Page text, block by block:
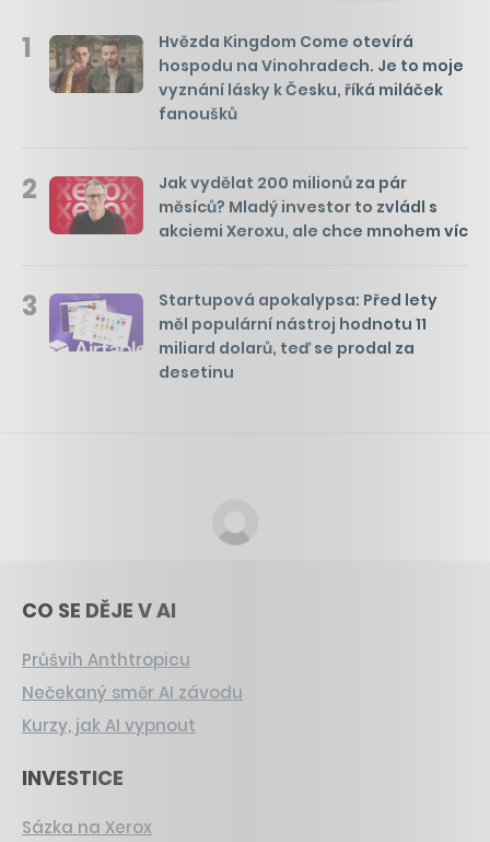
1
Hvězda Kingdom Come otevírá
hospodu na Vinohradech. Je to moje
vyznání lásky k Česku, říká miláček
fanoušků
2
Jak vydělat 200 milionů za pár
měsíců? Mladý investor to zvládl s
akciemi Xeroxu, ale chce mnohem víc
3
Startupová apokalypsa: Před lety
měl populární nástroj hodnotu 11
miliard dolarů, teď se prodal za
desetinu
CO SE DĚJE V AI
Průšvih Anthtropicu
Nečekaný směr AI závodu
Kurzy, jak AI vypnout
INVESTICE
Sázka na Xerox